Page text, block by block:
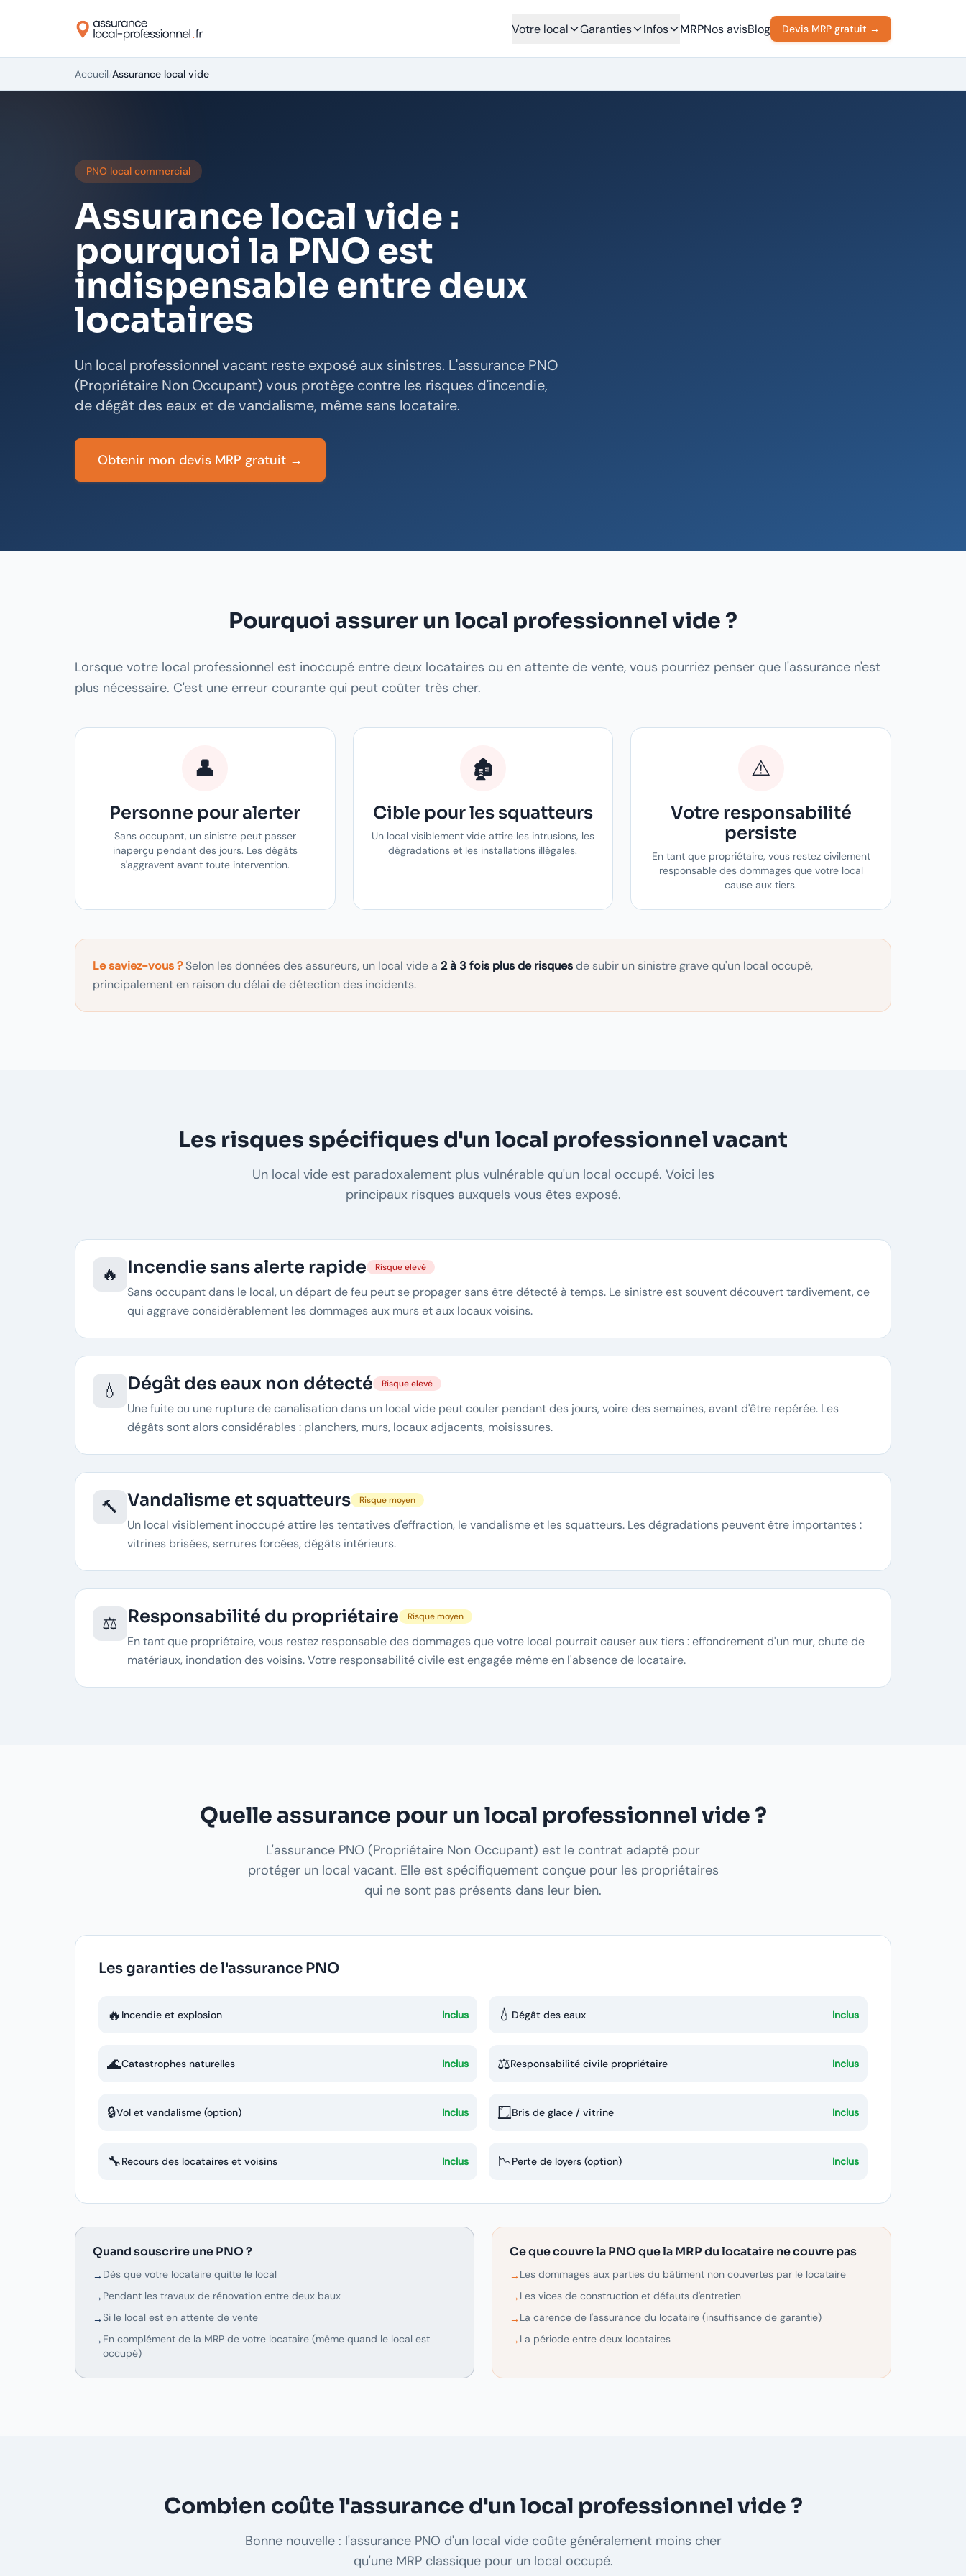
Votre local Garanties Infos MRPNos avisBlog Devis MRP gratuit →
Accueil/Assurance local vide
PNO local commercial
Assurance local vide :
pourquoi la PNO est
indispensable entre deux
locataires
Un local professionnel vacant reste exposé aux sinistres. L'assurance PNO
(Propriétaire Non Occupant) vous protège contre les risques d'incendie,
de dégât des eaux et de vandalisme, même sans locataire.
Obtenir mon devis MRP gratuit →
Pourquoi assurer un local professionnel vide ?
Lorsque votre local professionnel est inoccupé entre deux locataires ou en attente de vente, vous pourriez penser que l'assurance n'est
plus nécessaire. C'est une erreur courante qui peut coûter très cher.
👤
Personne pour alerter
Sans occupant, un sinistre peut passer
inaperçu pendant des jours. Les dégâts
s'aggravent avant toute intervention.
🏚️
Cible pour les squatteurs
Un local visiblement vide attire les intrusions, les
dégradations et les installations illégales.
⚠️
Votre responsabilité
persiste
En tant que propriétaire, vous restez civilement
responsable des dommages que votre local
cause aux tiers.
Le saviez-vous ?Selon les données des assureurs, un local vide a 2 à 3 fois plus de risquesde subir un sinistre grave qu'un local occupé,
principalement en raison du délai de détection des incidents.
Les risques spécifiques d'un local professionnel vacant
Un local vide est paradoxalement plus vulnérable qu'un local occupé. Voici les
principaux risques auxquels vous êtes exposé.
🔥 Incendie sans alerte rapide Risque elevé
Sans occupant dans le local, un départ de feu peut se propager sans être détecté à temps. Le sinistre est souvent découvert tardivement, ce
qui aggrave considérablement les dommages aux murs et aux locaux voisins.
💧 Dégât des eaux non détecté Risque elevé
Une fuite ou une rupture de canalisation dans un local vide peut couler pendant des jours, voire des semaines, avant d'être repérée. Les
dégâts sont alors considérables : planchers, murs, locaux adjacents, moisissures.
🔨 Vandalisme et squatteurs Risque moyen
Un local visiblement inoccupé attire les tentatives d'effraction, le vandalisme et les squatteurs. Les dégradations peuvent être importantes :
vitrines brisées, serrures forcées, dégâts intérieurs.
⚖️ Responsabilité du propriétaire Risque moyen
En tant que propriétaire, vous restez responsable des dommages que votre local pourrait causer aux tiers : effondrement d'un mur, chute de
matériaux, inondation des voisins. Votre responsabilité civile est engagée même en l'absence de locataire.
Quelle assurance pour un local professionnel vide ?
L'assurance PNO (Propriétaire Non Occupant) est le contrat adapté pour
protéger un local vacant. Elle est spécifiquement conçue pour les propriétaires
qui ne sont pas présents dans leur bien.
Les garanties de l'assurance PNO
🔥 Incendie et explosion Inclus 💧 Dégât des eaux Inclus
🌊Catastrophes naturelles Inclus ⚖️Responsabilité civile propriétaire Inclus
🔒Vol et vandalisme (option) Inclus 🪟Bris de glace / vitrine Inclus
🔧Recours des locataires et voisins Inclus 📉Perte de loyers (option) Inclus
Quand souscrire une PNO ?
→ Dès que votre locataire quitte le local
→ Pendant les travaux de rénovation entre deux baux
→Si le local est en attente de vente
→ En complément de la MRP de votre locataire (même quand le local est
occupé)
Ce que couvre la PNO que la MRP du locataire ne couvre pas
→ Les dommages aux parties du bâtiment non couvertes par le locataire
→ Les vices de construction et défauts d'entretien
→ La carence de l'assurance du locataire (insuffisance de garantie)
→ La période entre deux locataires
Combien coûte l'assurance d'un local professionnel vide ?
Bonne nouvelle : l'assurance PNO d'un local vide coûte généralement moins cher
qu'une MRP classique pour un local occupé.